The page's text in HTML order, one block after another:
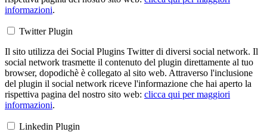
informazioni.
Twitter Plugin
Il sito utilizza dei Social Plugins Twitter di diversi social network. Il
social network trasmette il contenuto del plugin direttamente al tuo
browser, dopodichè è collegato al sito web. Attraverso l'inclusione
del plugin il social network riceve l'informazione che hai aperto la
rispettiva pagina del nostro sito web: clicca qui per maggiori
informazioni.
Linkedin Plugin